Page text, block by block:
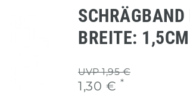
BREITE: 1,5CM
UVP 1,95 €
1,30 € *